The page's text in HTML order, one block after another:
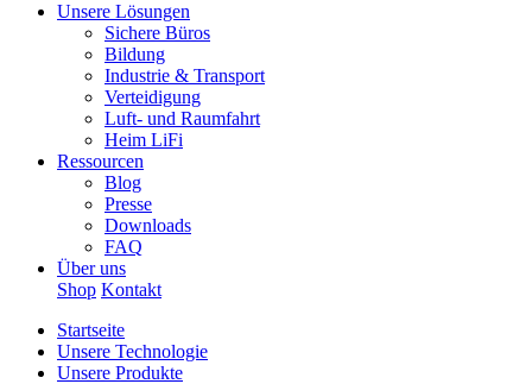
Unsere Lösungen
Sichere Büros
Bildung
Industrie & Transport
Verteidigung
Luft- und Raumfahrt
Heim LiFi
Ressourcen
Blog
Presse
Downloads
FAQ
Über uns
Shop Kontakt
Startseite
Unsere Technologie
Unsere Produkte